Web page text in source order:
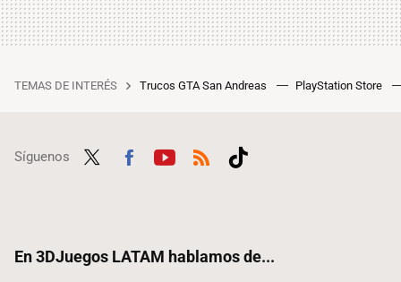
TEMAS DE INTERÉS Trucos GTA San Andreas PlayStation Store
Síguenos
En 3DJuegos LATAM hablamos de...